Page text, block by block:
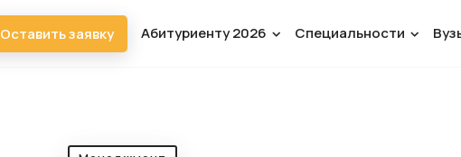
Оставить заявку Абитуриенту 2026 Специальности